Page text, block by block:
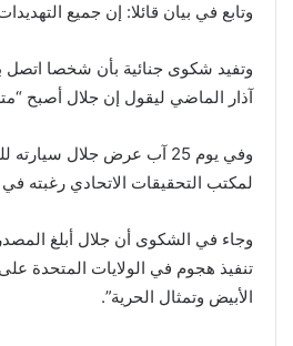
وتابع في بيان قائلا: إن جميع
وتفيد شكوى جنائية بأن شخصا اتصل
آذار الماضي ليقول إن جلال أصبح
وفي يوم 25 آب عرض جلال
لمكتب التحقيقات الاتحادي رغبته في
وجاء في الشكوى أن جلال أبلغ
تنفيذ هجوم في الولايات المتحدة
الأبيض وتمثال الحرية”.